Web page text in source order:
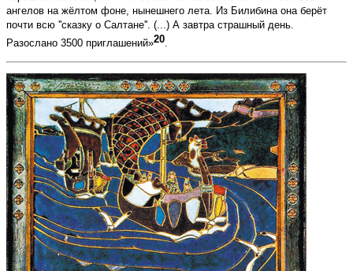
ангелов на жёлтом фоне, нынешнего лета. Из Билибина она берёт
почти всю ''сказку о Салтане''. (...) А завтра страшный день.
Разослано 3500 приглашений»20.